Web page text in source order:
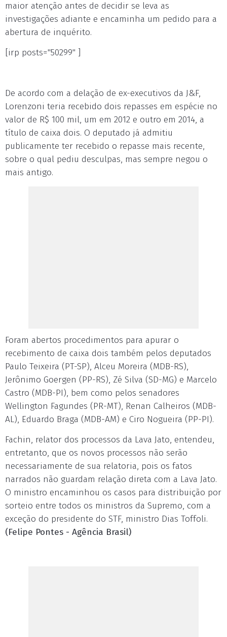
maior atenção antes de decidir se leva as
investigações adiante e encaminha um pedido para a
abertura de inquérito.
[irp posts="50299" ]
De acordo com a delação de ex-executivos da J&F,
Lorenzoni teria recebido dois repasses em espécie no
valor de R$ 100 mil, um em 2012 e outro em 2014, a
título de caixa dois. O deputado já admitiu
publicamente ter recebido o repasse mais recente,
sobre o qual pediu desculpas, mas sempre negou o
mais antigo.
Foram abertos procedimentos para apurar o
recebimento de caixa dois também pelos deputados
Paulo Teixeira (PT-SP), Alceu Moreira (MDB-RS),
Jerônimo Goergen (PP-RS), Zé Silva (SD-MG) e Marcelo
Castro (MDB-PI), bem como pelos senadores
Wellington Fagundes (PR-MT), Renan Calheiros (MDB-
AL), Eduardo Braga (MDB-AM) e Ciro Nogueira (PP-PI).
Fachin, relator dos processos da Lava Jato, entendeu,
entretanto, que os novos processos não serão
necessariamente de sua relatoria, pois os fatos
narrados não guardam relação direta com a Lava Jato.
O ministro encaminhou os casos para distribuição por
sorteio entre todos os ministros da Supremo, com a
exceção do presidente do STF, ministro Dias Toffoli.
(Felipe Pontes - Agência Brasil)